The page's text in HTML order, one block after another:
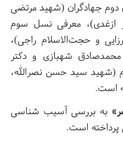
جهادگران (شهید مرتضی
ازغدی)، معرفی نسل سوم
و حجت‌الاسلام راجی)،
شهبازی و دکتر
(شهید سید حسن نصرالله،
است.
به بررسی آسیب شناسی
پرداخته است.